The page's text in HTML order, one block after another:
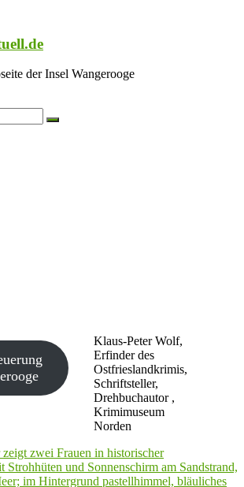
der Insel Wangerooge
Klaus-Peter Wolf,
Erfinder des
Ostfrieslandkrimis,
Schriftsteller,
Drehbuchautor ,
Krimimuseum
Norden